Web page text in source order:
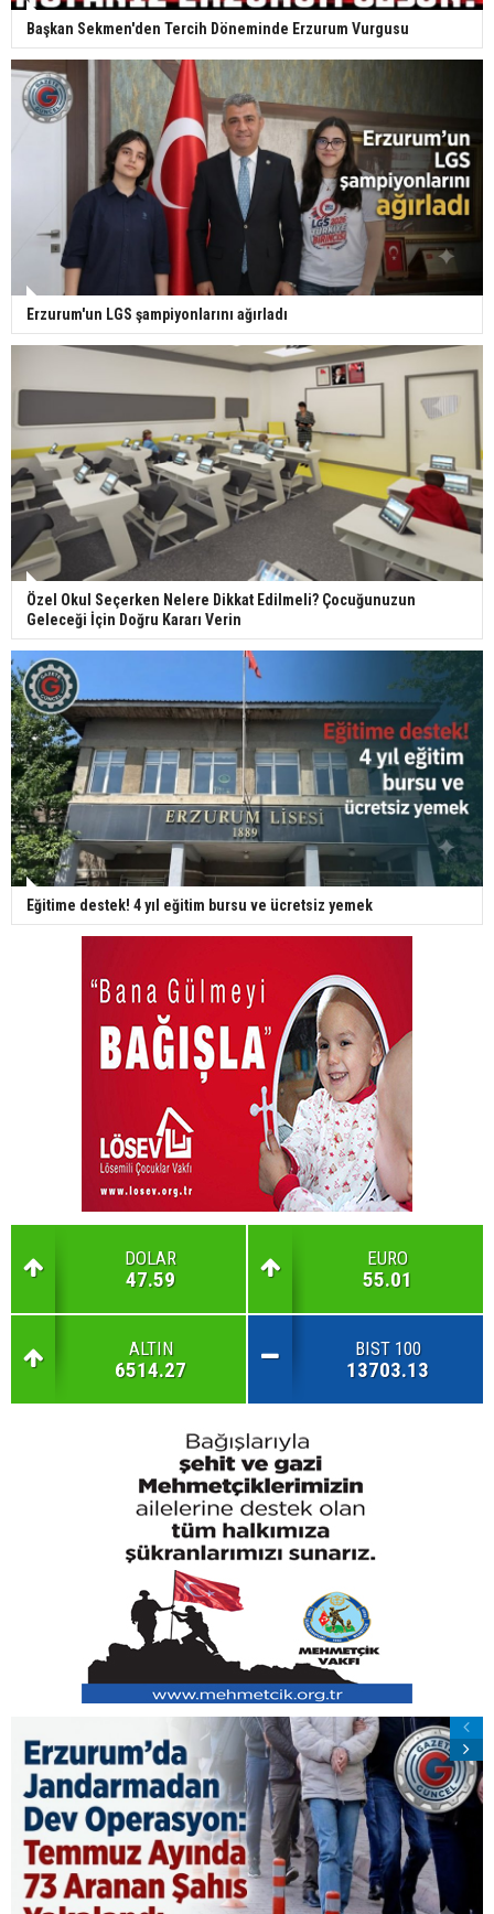
Başkan Sekmen'den Tercih Döneminde Erzurum Vurgusu
Erzurum'un LGS şampiyonlarını ağırladı
Özel Okul Seçerken Nelere Dikkat Edilmeli? Çocuğunuzun
Geleceği İçin Doğru Kararı Verin
Eğitime destek! 4 yıl eğitim bursu ve ücretsiz yemek
DOLAR
47.59
EURO
55.01
ALTIN
6514.27
BIST 100
13703.13